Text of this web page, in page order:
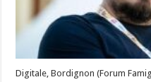
Digitale, Bordignon (Forum